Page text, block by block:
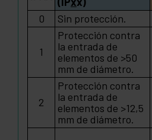
0
Sin protección.
1
Protección contra
la entrada de
elementos de >50
mm de diámetro.
2
Protección contra
la entrada de
elementos de >12,5
mm de diámetro.